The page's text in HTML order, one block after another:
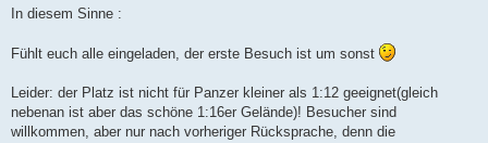
In diesem Sinne :
Fühlt euch alle eingeladen, der erste Besuch ist um sonst
Leider: der Platz ist nicht für Panzer kleiner als 1:12 geeignet(gleich
nebenan ist aber das schöne 1:16er Gelände)! Besucher sind
willkommen, aber nur nach vorheriger Rücksprache, denn die